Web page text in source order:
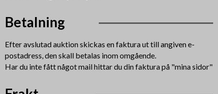
Betalning
Efter avslutad auktion skickas en faktura ut till angiven e-
postadress, den skall betalas inom omgående.
Har du inte fått något mail hittar du din faktura på "mina sidor"